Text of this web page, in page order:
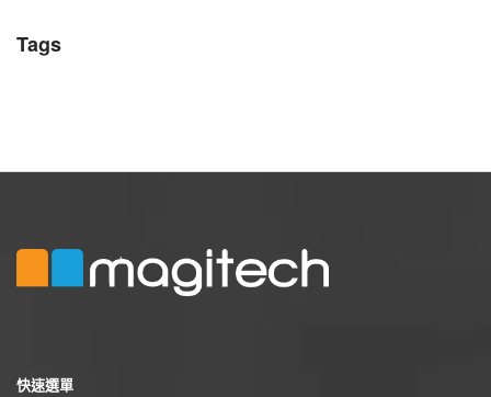
Tags
快速選單